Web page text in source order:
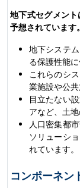
地下式セグメン
予想されています。
地下システ
る保護性能
これらのシ
業施設や公共
目立たない
アなど、土
人口密集都
ソリューシ
れています。
コンポーネン